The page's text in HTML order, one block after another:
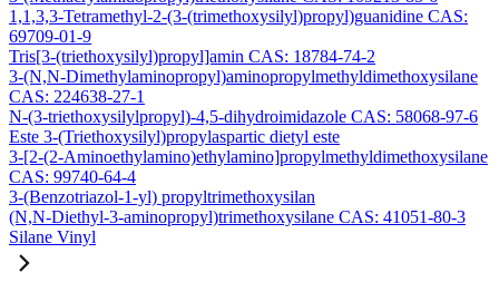
1,1,3,3-Tetramethyl-2-(3-(trimethoxysilyl)propyl)guanidine CAS:
69709-01-9
Tris[3-(triethoxysilyl)propyl]amin CAS: 18784-74-2
3-(N,N-Dimethylaminopropyl)aminopropylmethyldimethoxysilane
CAS: 224638-27-1
N-(3-triethoxysilylpropyl)-4,5-dihydroimidazole CAS: 58068-97-6
Este 3-(Triethoxysilyl)propylaspartic dietyl este
3-[2-(2-Aminoethylamino)ethylamino]propylmethyldimethoxysilane
CAS: 99740-64-4
3-(Benzotriazol-1-yl) propyltrimethoxysilan
(N,N-Diethyl-3-aminopropyl)trimethoxysilane CAS: 41051-80-3
Silane Vinyl